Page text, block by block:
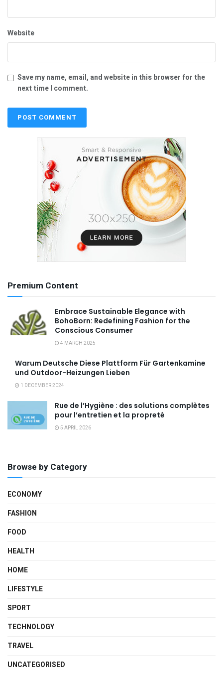
Website
Save my name, email, and website in this browser for the
next time I comment.
Premium Content
Embrace Sustainable Elegance with
BohoBorn: Redefining Fashion for the
Conscious Consumer
4 MARCH 2025
Warum Deutsche Diese Plattform Für Gartenkamine
und Outdoor-Heizungen Lieben
1 DECEMBER 2024
Rue de l’Hygiène : des solutions complètes
pour l’entretien et la propreté
5 APRIL 2026
Browse by Category
ECONOMY
FASHION
FOOD
HEALTH
HOME
LIFESTYLE
SPORT
TECHNOLOGY
TRAVEL
UNCATEGORISED